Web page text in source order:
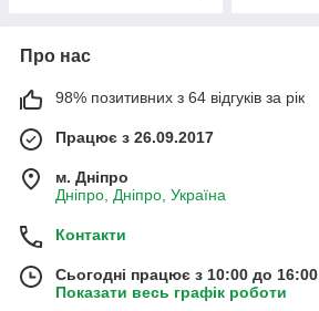
Про нас
98% позитивних з 64 відгуків за рік
Працює з 26.09.2017
м. Дніпро
Дніпро, Дніпро, Україна
Контакти
Сьогодні працює з 10:00 до 16:00
Показати весь графік роботи